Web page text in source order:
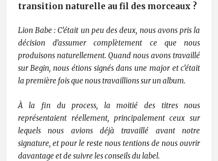
transition naturelle au fil des morceaux ?
Lion Babe : C’était un peu des deux, nous avons pris la
décision d’assumer complètement ce que nous
produisons naturellement. Quand nous avons travaillé
sur Begin, nous étions signés dans une major et c’était
la première fois que nous travaillions sur un album.
À la fin du process, la moitié des titres nous
représentaient réellement, principalement ceux sur
lequels nous avions déjà travaillé avant notre
signature, et pour le reste nous tentions de nous ouvrir
davantage et de suivre les conseils du label.